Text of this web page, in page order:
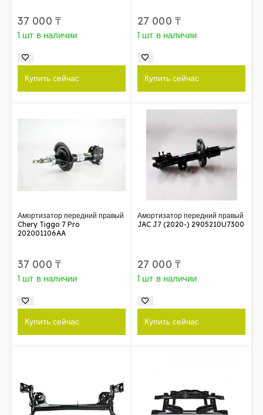
37 000 ₸
1 шт в наличии
Купить сейчас
27 000 ₸
1 шт в наличии
Купить сейчас
Амортизатор передний правый
Chery Tiggo 7 Pro
202001106AA
37 000 ₸
1 шт в наличии
Купить сейчас
Амортизатор передний правый
JAC J7 (2020-) 2905210U7300
27 000 ₸
1 шт в наличии
Купить сейчас